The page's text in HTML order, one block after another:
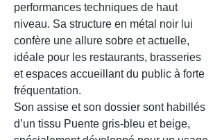
performances techniques de haut
niveau. Sa structure en métal noir lui
confère une allure sobre et actuelle,
idéale pour les restaurants, brasseries
et espaces accueillant du public à forte
fréquentation.
Son assise et son dossier sont habillés
d’un tissu Puente gris-bleu et beige,